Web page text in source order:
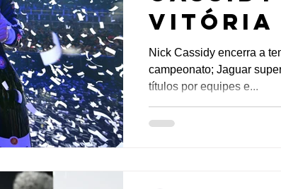
vitória
por
Nick Cassidy encerra a
campeonato; Jaguar
títulos por equipes e...